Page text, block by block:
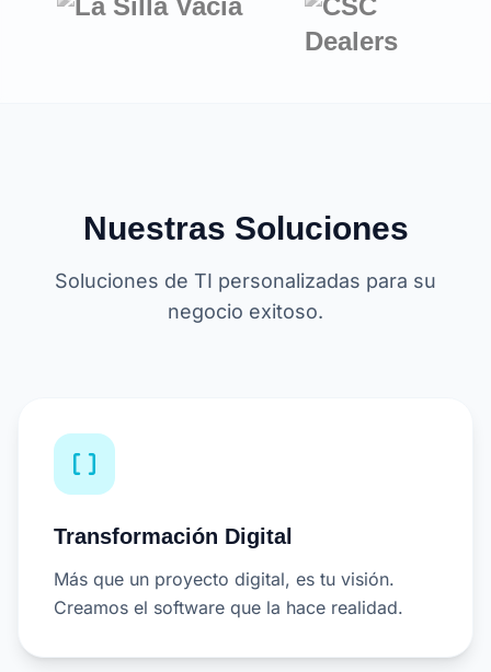
Nuestras Soluciones
Soluciones de TI personalizadas para su
negocio exitoso.
data_array
Transformación Digital
Más que un proyecto digital, es tu visión.
Creamos el software que la hace realidad.